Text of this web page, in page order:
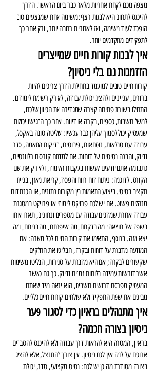
מצפה מכם לקחת אחריות מלאה כבר ביום הראשון. הדרך
להיכנס לתחום היא לבנות רצף: משימה אחת שמבצעים טוב
הופכת לעוד משימה, ואז לאחריות רחבה יותר, ורק אחר כך
לתפקידים מתקדמים יותר.
איך לבנות קורות חיים שמייצרים
הזדמנות גם בלי ניסיון?
קורות חיים טובים למועמד בתחילת הדרך צריכים להיות
ברורים, ענייניים ולהציג יכולת עבודה, לא רק רשימת לימודים.
התחילו בשורת פתיחה קצרה שמגדירה את הכיוון שלכם,
למשל חשבות, כספים, בקרה או דיווח. אחר כך הדגישו יכולות
שמעסיק יכול לסמוך עליהן כבר עכשיו: שליטה טובה באקסל,
עבודה עם טבלאות, נוסחאות, פיבוטים, בדיקות התאמה, סדר
ודיוק, והבנה בסיסית של דוחות. אם למדתם קורסים רלוונטיים,
כתבו מה אתם יודעים לעשות בעקבות הלימוד, ולא רק את שם
הקורס. לדוגמה: ניתוח דוח רווח והפסד, קריאת מאזן, בניית
תקציב בסיסי, ביצוע התאמות בין מקורות נתונים, או הכנת דוח
מנהלים פשוט. אם יש לכם פרויקט לימודי או פרויקט במסגרת
עבודה אחרת שמדגים עבודה עם מספרים ונתונים, תארו אותו
בשפה של תוצאה: מה בדקתם, מה שיפרתם, מה בניתם, ומה
יצא מזה. בנוסף, התאימו את קורות החיים לכל משרה: אם
המודעה מדברת על דוחות ובקרה, הבליטו את החלקים
שקשורים לבקרה; אם היא מדברת על סגירות, הבליטו משימות
אשר דורשות עמידה בלוחות זמנים ודיוק. כך גם כאשר
המעסיק מפרסם דרושים חשבים, הוא יראה מיד שאתם
מבינים את שפת התפקיד ולא שולחים קורות חיים כלליים.
איך מתנהלים בראיון כדי לסגור פער
ניסיון בצורה חכמה?
בראיון, המטרה היא להראות דרך עבודה ולא להיכנס להסברים
ארוכים על למה אין לכם ניסיון. אין צורך להתנצל, אלא להציג
בצורה מסודרת מה כן יש לכם: בסיס מקצועי, סדר, יכולת